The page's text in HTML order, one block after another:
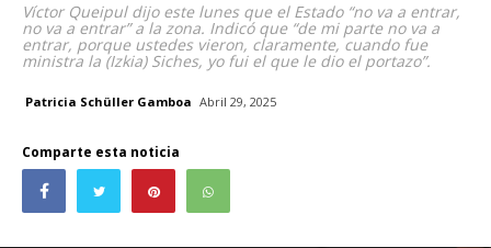
Víctor Queipul dijo este lunes que el Estado “no va a entrar,
no va a entrar” a la zona. Indicó que “de mi parte no va a
entrar, porque ustedes vieron, claramente, cuando fue
ministra la (Izkia) Siches, yo fui el que le dio el portazo”.
Patricia Schüller Gamboa Abril 29, 2025
Comparte esta noticia